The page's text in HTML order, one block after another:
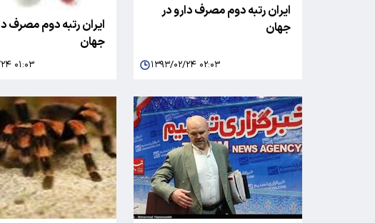
ایران رتبه دوم مصرف دارو در
جهان
۱۳۹۳/۰۲/۲۴ ۰۲:۰۳
ایران رتبه دوم مصرف
جهان
۱۳۹۳/